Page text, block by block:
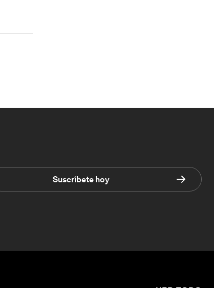
Suscríbete hoy